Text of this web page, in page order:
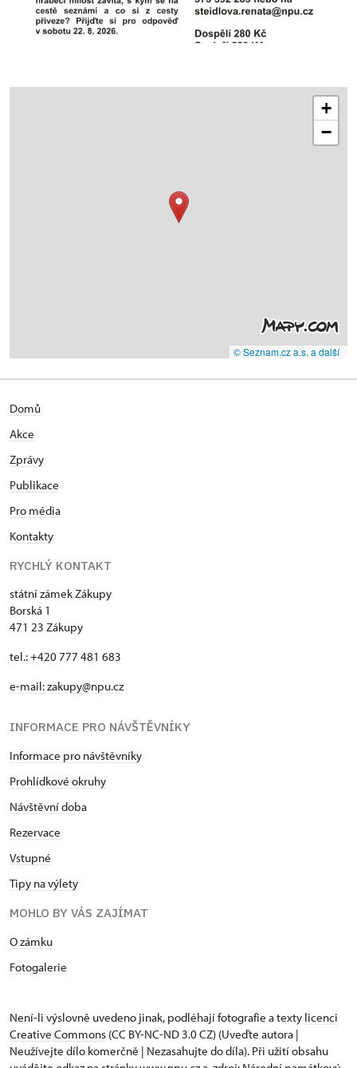
+
−
© Seznam.cz a.s. a další
Domů
Akce
Zprávy
Publikace
Pro média
Kontakty
RYCHLÝ KONTAKT
státní zámek Zákupy
Borská 1
471 23 Zákupy
tel.: +420 777 481 683
e-mail: zakupy@npu.cz
INFORMACE PRO NÁVŠTĚVNÍKY
Informace pro návštěvníky
Prohlídkové okruhy
Návštěvní doba
Rezervace
Vstupné
Tipy na výlety
MOHLO BY VÁS ZAJÍMAT
O zámku
Fotogalerie
Není-li výslovně uvedeno jinak, podléhají fotografie a texty licenci
Creative Commons (CC BY-NC-ND 3.0 CZ) (Uveďte autora |
Neužívejte dílo komerčně | Nezasahujte do díla). Při užití obsahu